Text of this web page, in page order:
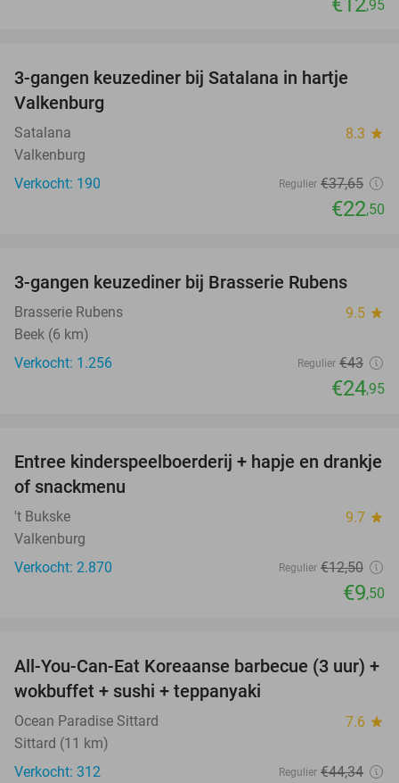
,95
40%
3-gangen keuzediner bij Satalana in hartje
Valkenburg
Satalana 8.3 star
Valkenburg
Verkocht: 190
Regulier €37,65
€22,50
42%
3-gangen keuzediner bij Brasserie Rubens
Brasserie Rubens 9.5 star
Beek (6 km)
Verkocht: 1.256
Regulier €43
€24,95
24%
Entree kinderspeelboerderij + hapje en drankje
of snackmenu
't Bukske 9.7 star
Valkenburg
Verkocht: 2.870
Regulier €12,50
€9,50
21%
All-You-Can-Eat Koreaanse barbecue (3 uur) +
wokbuffet + sushi + teppanyaki
Ocean Paradise Sittard 7.6 star
Sittard (11 km)
Verkocht: 312
Regulier €44,34